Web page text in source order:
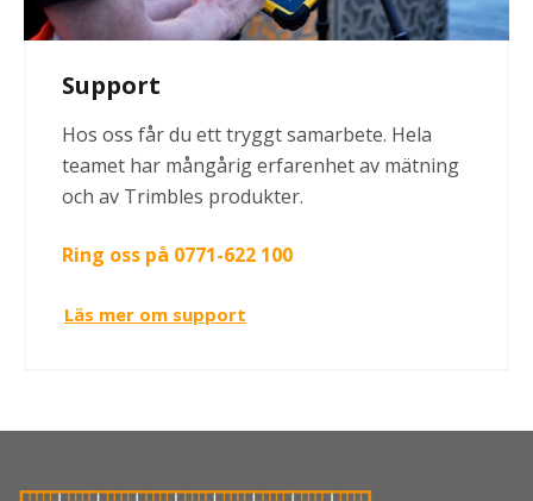
Support
Hos oss får du ett tryggt samarbete. Hela
teamet har mångårig erfarenhet av mätning
och av Trimbles produkter.
Ring oss på 0771-622 100
Läs mer om support